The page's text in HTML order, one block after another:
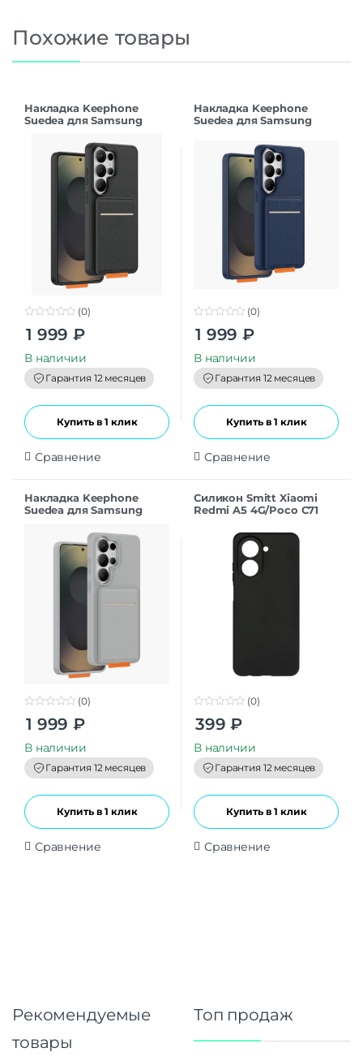
Похожие товары
Накладка Keephone
Suedea для Samsung
t
o
f
5
(0)
1 999 ₽
В наличии
Гарантия 12 месяцев
Купить в 1 клик
Сравнение
Накладка Keephone
Suedea для Samsung
t
o
f
5
(0)
1 999 ₽
В наличии
Гарантия 12 месяцев
Купить в 1 клик
Сравнение
Накладка Keephone
Suedea для Samsung
t
o
f
5
(0)
1 999 ₽
В наличии
Гарантия 12 месяцев
Купить в 1 клик
Сравнение
Силикон Smitt Xiaomi
Redmi A5 4G/Poco C71
o
t
o
f
5
(0)
399 ₽
В наличии
Гарантия 12 месяцев
Купить в 1 клик
Сравнение
Рекомендуемые
товары
Топ продаж